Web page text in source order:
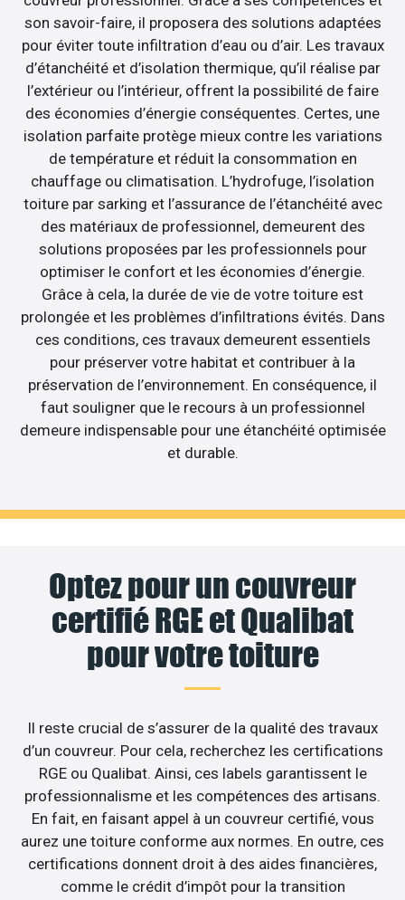
son savoir-faire, il proposera des solutions adaptées
pour éviter toute infiltration d’eau ou d’air. Les travaux
d’étanchéité et d’isolation thermique, qu’il réalise par
l’extérieur ou l’intérieur, offrent la possibilité de faire
des économies d’énergie conséquentes. Certes, une
isolation parfaite protège mieux contre les variations
de température et réduit la consommation en
chauffage ou climatisation. L’hydrofuge, l’isolation
toiture par sarking et l’assurance de l’étanchéité avec
des matériaux de professionnel, demeurent des
solutions proposées par les professionnels pour
optimiser le confort et les économies d’énergie.
Grâce à cela, la durée de vie de votre toiture est
prolongée et les problèmes d’infiltrations évités. Dans
ces conditions, ces travaux demeurent essentiels
pour préserver votre habitat et contribuer à la
préservation de l’environnement. En conséquence, il
faut souligner que le recours à un professionnel
demeure indispensable pour une étanchéité optimisée
et durable.
Optez pour un couvreur
certifié RGE et Qualibat
pour votre toiture
Il reste crucial de s’assurer de la qualité des travaux
d’un couvreur. Pour cela, recherchez les certifications
RGE ou Qualibat. Ainsi, ces labels garantissent le
professionnalisme et les compétences des artisans.
En fait, en faisant appel à un couvreur certifié, vous
aurez une toiture conforme aux normes. En outre, ces
certifications donnent droit à des aides financières,
comme le crédit d’impôt pour la transition